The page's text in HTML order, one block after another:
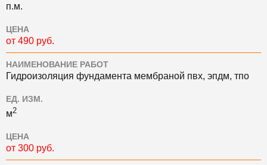
п.м.
ЦЕНА
от 490 руб.
НАИМЕНОВАНИЕ РАБОТ
Гидроизоляция фундамента мембраной пвх, эпдм, тпо
ЕД. ИЗМ.
м2
ЦЕНА
от 300 руб.